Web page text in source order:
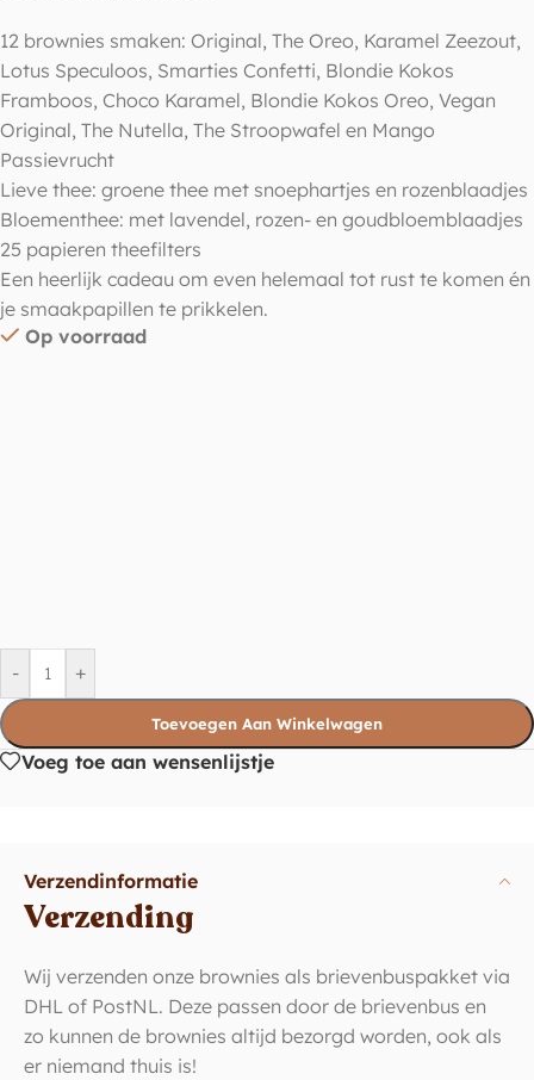
12 brownies smaken: Original, The Oreo, Karamel Zeezout,
Lotus Speculoos, Smarties Confetti, Blondie Kokos
Framboos, Choco Karamel, Blondie Kokos Oreo, Vegan
Original, The Nutella, The Stroopwafel en Mango
Passievrucht
Lieve thee: groene thee met snoephartjes en rozenblaadjes
Bloementhee: met lavendel, rozen- en goudbloemblaadjes
25 papieren theefilters
Een heerlijk cadeau om even helemaal tot rust te komen én
je smaakpapillen te prikkelen.
Op voorraad
- +
Toevoegen Aan Winkelwagen
Voeg toe aan wensenlijstje
Verzendinformatie
Verzending
Wij verzenden onze brownies als brievenbuspakket via
DHL of PostNL. Deze passen door de brievenbus en
zo kunnen de brownies altijd bezorgd worden, ook als
er niemand thuis is!